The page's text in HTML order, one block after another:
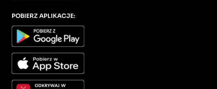
POBIERZ APLIKACJE: